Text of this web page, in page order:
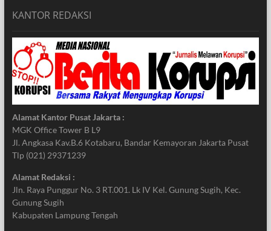
KANTOR REDAKSI
Alamat Kantor Pusat Jakarta :
MGK Office Tower B L9
Jl. Angkasa Kav.B.6 Kotabaru, Bandar Kemayoran Jakarta Pusat
Tlp (021) 29371239
Alamat Redaksi :
Jln. Raya Punggur No. 3 RT.001. Lk IV Kel. Gunung Sugih, Kec.
Gunung Sugih
Kabupaten Lampung Tengah